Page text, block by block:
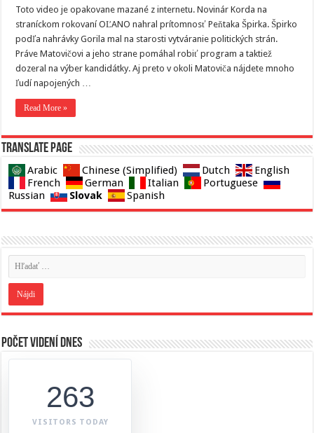
Toto video je opakovane mazané z internetu. Novinár Korda na
straníckom rokovaní OĽANO nahral prítomnosť Peňtaka Špirka. Špirko
podľa nahrávky Gorila mal na starosti vytváranie politických strán.
Práve Matovičovi a jeho strane pomáhal robiť program a taktiež
dozeral na výber kandidátky. Aj preto v okoli Matoviča nájdete mnoho
ľudí napojených …
Read More »
Translate page
Arabic Chinese (Simplified) Dutch
English
French
German Italian
Portuguese
Russian
Slovak Spanish
Počet videní dnes
263
VISITORS TODAY